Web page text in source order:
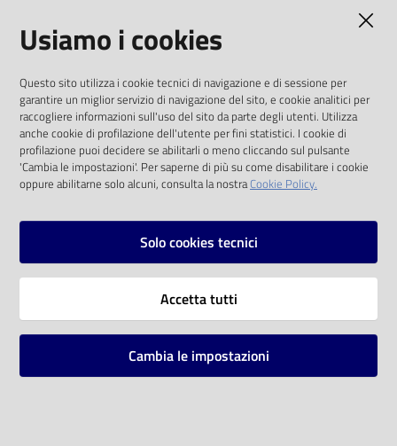
solo alle condizioni previste dalla direttiva
comunitaria 2003/98/CE e dal d.lgs. 36/2006
SOCIAL
Instagram
Vai alla pagina
Mappa del sito
Usiamo i cookies
Questo sito utilizza i cookie tecnici di navigazione e di sessione per
garantire un miglior servizio di navigazione del sito, e cookie analitici per
raccogliere informazioni sull'uso del sito da parte degli utenti. Utilizza
anche cookie di profilazione dell'utente per fini statistici. I cookie di
profilazione puoi decidere se abilitarli o meno cliccando sul pulsante
'Cambia le impostazioni'. Per saperne di più su come disabilitare i cookie
oppure abilitarne solo alcuni, consulta la nostraCookie Policy.
Solo cookies tecnici
Accetta tutti
Cambia le impostazioni